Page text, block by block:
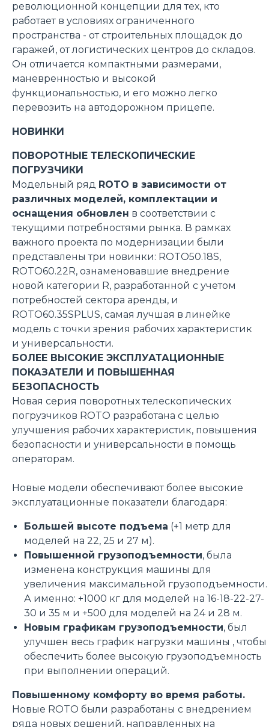
революционной концепции для тех, кто
работает в условиях ограниченного
пространства - от строительных площадок до
гаражей, от логистических центров до складов.
Он отличается компактными размерами,
маневренностью и высокой
функциональностью, и его можно легко
перевозить на автодорожном прицепе.
НОВИНКИ
ПОВОРОТНЫЕ ТЕЛЕСКОПИЧЕСКИЕ
ПОГРУЗЧИКИ
Модельный ряд ROTO в зависимости от
различных моделей, комплектации и
оснащения обновлен в соответствии с
текущими потребностями рынка. В рамках
важного проекта по модернизации были
представлены три новинки: ROTO50.18S,
ROTO60.22R, ознаменовавшие внедрение
новой категории R, разработанной с учетом
потребностей сектора аренды, и
ROTO60.35SPLUS, самая лучшая в линейке
модель с точки зрения рабочих характеристик
и универсальности.
БОЛЕЕ ВЫСОКИЕ ЭКСПЛУАТАЦИОННЫЕ
ПОКАЗАТЕЛИ И ПОВЫШЕННАЯ
БЕЗОПАСНОСТЬ
Новая серия поворотных телескопических
погрузчиков ROTO разработана с целью
улучшения рабочих характеристик, повышения
безопасности и универсальности в помощь
операторам.
Новые модели обеспечивают более высокие
эксплуатационные показатели благодаря:
Большей высоте подъема (+1 метр для
моделей на 22, 25 и 27 м).
Повышенной грузоподъемности, была
изменена конструкция машины для
увеличения максимальной грузоподъемности.
А именно: +1000 кг для моделей на 16-18-22-27-
30 и 35 м и +500 для моделей на 24 и 28 м.
Новым графикам грузоподъемности, был
улучшен весь график нагрузки машины , чтобы
обеспечить более высокую грузоподъемность
при выполнении операций.
Повышенному комфорту во время работы.
Новые ROTO были разработаны с внедрением
ряда новых решений, направленных на